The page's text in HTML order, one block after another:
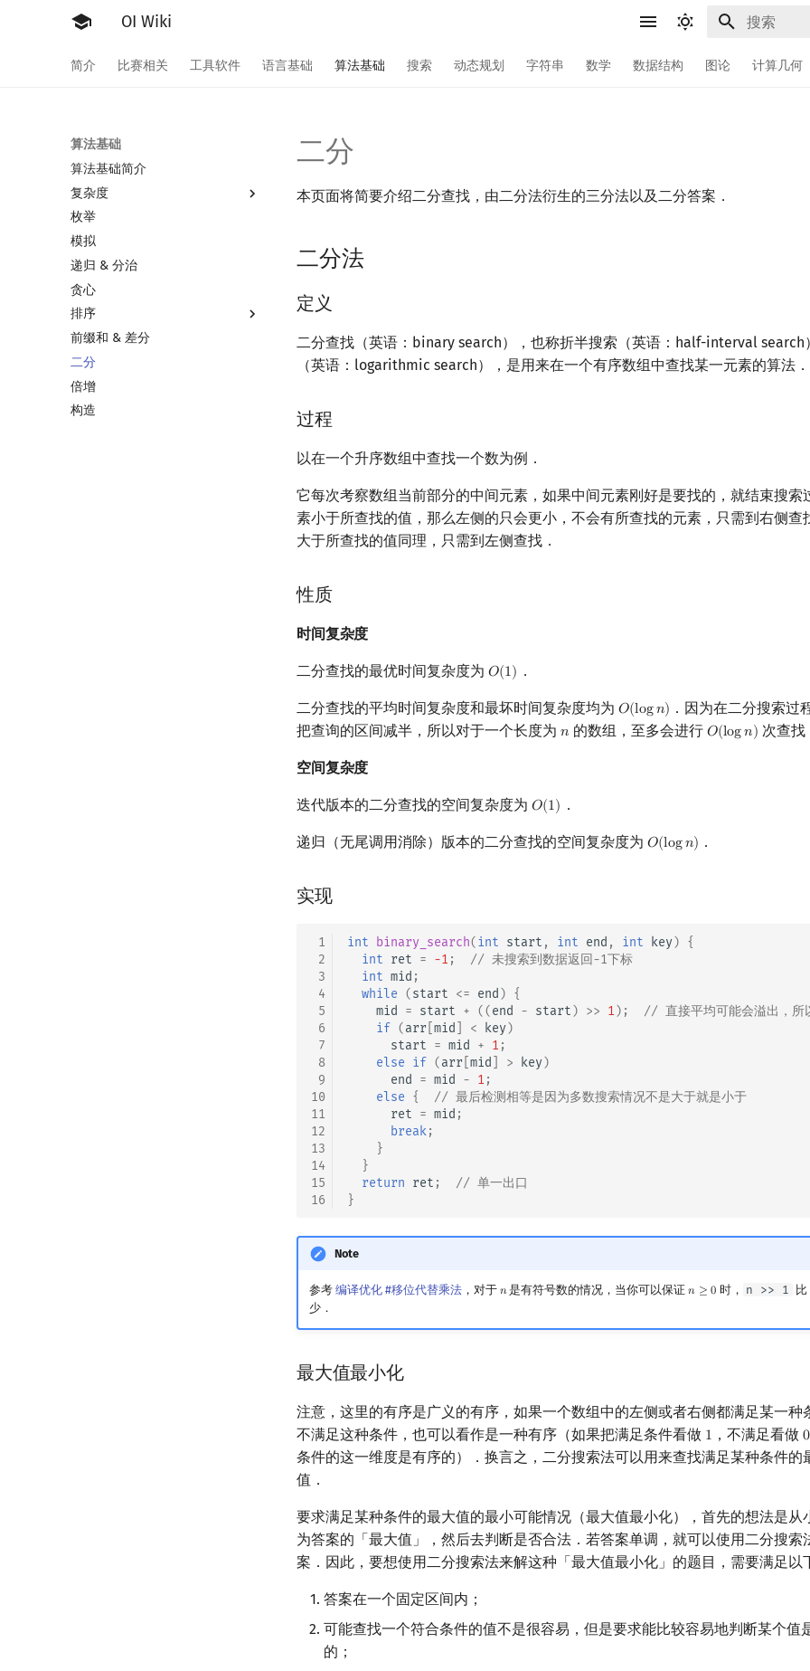
OI Wiki
简介 比赛相关 工具软件 语言基础 算法基础 搜索 动态规划 字符串 数学 数据结构 图论 计算几何
算法基础
算法基础简介
复杂度
复杂度简介
均摊复杂度
枚举
模拟
递归 & 分治
贪心
排序
排序简介
选择排序
冒泡排序
插入排序
前缀和 & 差分
二分
倍增
构造
二分
本页面将简要介绍二分查找，由二分法衍生的三分法以及二分答案．
二分法
定义
二分查找（英语：binary search），也称折半搜索（英语：half-interval search
（英语：logarithmic search），是用来在一个有序数组中查找某一元素的算法．
过程
以在一个升序数组中查找一个数为例．
它每次考察数组当前部分的中间元素，如果中间元素刚好是要找的，就结束搜索
素小于所查找的值，那么左侧的只会更小，不会有所查找的元素，只需到右侧查
大于所查找的值同理，只需到左侧查找．
性质
时间复杂度
二分查找的最优时间复杂度为 𝑂(1)
O(1) ．
二分查找的平均时间复杂度和最坏时间复杂度均为 𝑂(log𝑛)
O(logn)
．因为在二分搜索过
把查询的区间减半，所以对于一个长度为 𝑛
n 的数组，至多会进行 𝑂(log𝑛)
O(logn) 次查找
空间复杂度
迭代版本的二分查找的空间复杂度为 𝑂(1)
O(1) ．
递归（无尾调用消除）版本的二分查找的空间复杂度为 𝑂(log𝑛)
O(logn) ．
实现
1
2
3
4
5
6
7
8
9
10
11
12
13
14
15
16
int binary_search(int start , int end , int key) {
int ret = -1 ;
// 未搜索到数据返回-1下标
int mid ;
while (start <= end ) {
mid
= start + ((end - start) >> 1);
// 直接平均可能会溢出，所
if (arr mid < key)
start = mid + 1 ;
else if (arr mid > key)
end
= mid - 1 ;
else {
// 最后检测相等是因为多数搜索情况不是大于就是小于
ret = mid ;
break;
}
}
return ret ;
// 单一出口
}
Note
参考 编译优化 #移位代替乘法，对于 𝑛
n是有符号数的情况，当你可以保证𝑛 ≥ 0
n ≥0 时， n >> 1 比
少．
最大值最小化
注意，这里的有序是广义的有序，如果一个数组中的左侧或者右侧都满足某一种
不满足这种条件，也可以看作是一种有序（如果把满足条件看做 1
1 ，不满足看做 0
0
条件的这一维度是有序的）．换言之，二分搜索法可以用来查找满足某种条件的
值．
要求满足某种条件的最大值的最小可能情况（最大值最小化），首先的想法是从
为答案的「最大值」，然后去判断是否合法．若答案单调，就可以使用二分搜索
案．因此，要想使用二分搜索法来解这种「最大值最小化」的题目，需要满足以
答案在一个固定区间内；
可能查找一个符合条件的值不是很容易，但是要求能比较容易地判断某个值
的；